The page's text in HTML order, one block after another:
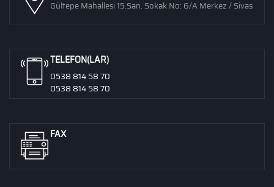
Gültepe Mahallesi 15.San. Sokak No: 6/A Merkez / Sivas
TELEFON(LAR)
0538 814 58 70
0538 814 58 70
FAX